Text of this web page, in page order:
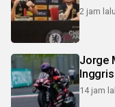
2 jam lalu
Jorge
14 jam